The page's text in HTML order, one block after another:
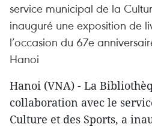
service municipal de la
inauguré une exposition de
l’occasion du 67e
Hanoi
Hanoi (VNA) - La
collaboration avec le
Culture et des Sports, a